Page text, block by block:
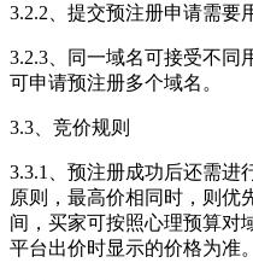
3.2.2、提交预注册申请需要
3.2.3、同一域名可接受不同
可申请预注册多个域名。
3.3、竞价规则
3.3.1、预注册成功后还需进
原则，最高价相同时，则优
间，买家可按照心理预算对
平台出价时显示的价格为准。